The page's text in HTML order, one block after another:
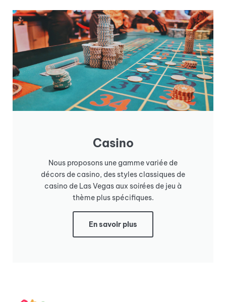
Casino
Nous proposons une gamme variée de
décors de casino, des styles classiques de
casino de Las Vegas aux soirées de jeu à
thème plus spécifiques.
En savoir plus